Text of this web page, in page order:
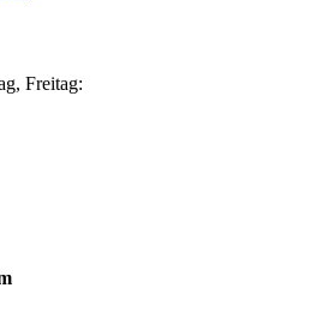
Freitag: